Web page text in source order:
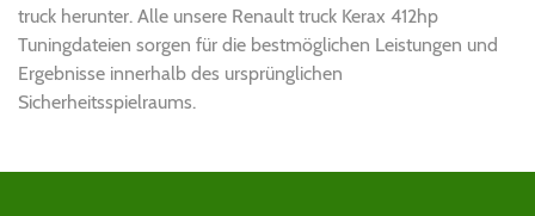
truck herunter. Alle unsere Renault truck Kerax 412hp
Tuningdateien sorgen für die bestmöglichen Leistungen und
Ergebnisse innerhalb des ursprünglichen
Sicherheitsspielraums.